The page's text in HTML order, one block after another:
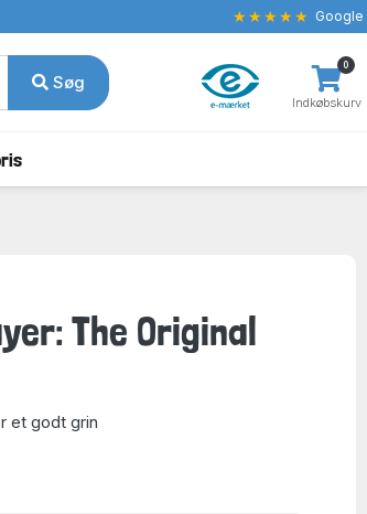
★★★★★ Google
Søg
Indkøbskurv
0
The Original
et godt grin